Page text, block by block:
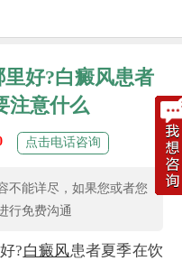
好?白癜风患者
注意什么
点击电话咨询
不能详尽，如果您或者您
行免费沟通
?白癜风患者夏季在饮